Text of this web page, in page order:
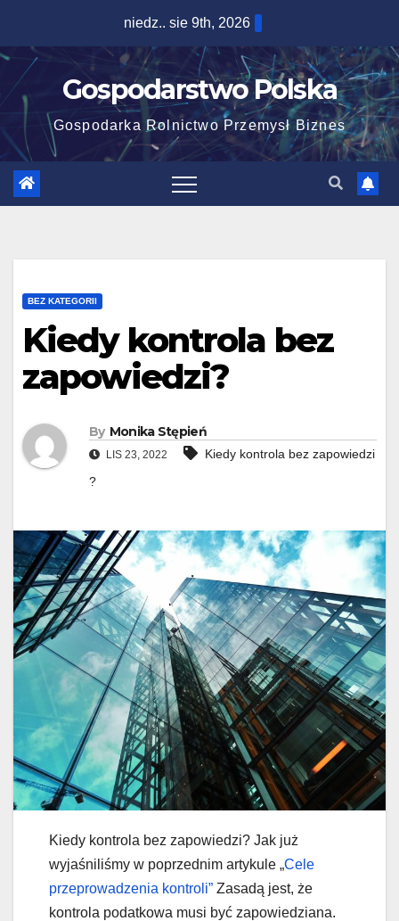
content
niedz.. sie 9th, 2026
Gospodarstwo Polska
Gospodarka Rolnictwo Przemysł Biznes
BEZ KATEGORII
Kiedy kontrola bez
zapowiedzi?
By Monika Stępień
LIS 23, 2022
Kiedy kontrola bez zapowiedzi
?
Kiedy kontrola bez zapowiedzi? Jak już
wyjaśniliśmy w poprzednim artykule „Cele
przeprowadzenia kontroli” Zasadą jest, że
kontrola podatkowa musi być zapowiedziana.